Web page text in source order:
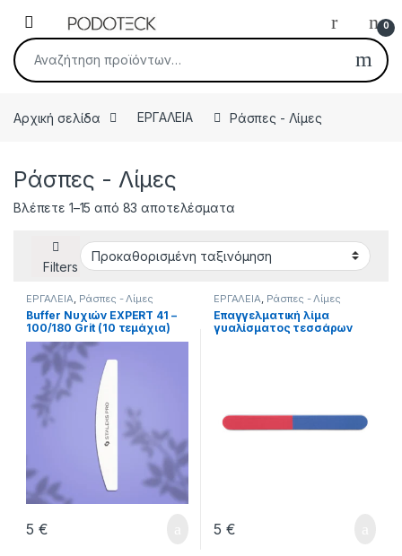
Open 0
Αναζήτηση για:
Αρχική σελίδα ΕΡΓΑΛΕΙΑ Ράσπες - Λίμες
Ράσπες - Λίμες
Βλέπετε 1–15 από 83 αποτελέσματα
Filters
ΕΡΓΑΛΕΙΑ, Ράσπες - Λίμες
Buffer Νυχιών EXPERT 41 –
100/180 Grit (10 τεμάχια)
5 €
ΕΡΓΑΛΕΙΑ, Ράσπες - Λίμες
Eπαγγελματική λίμα
γυαλίσματος τεσσάρων
5 €